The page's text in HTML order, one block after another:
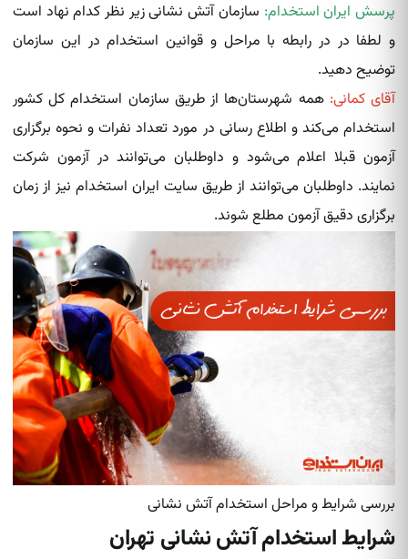
پرسش ایران استخدام: سازمان آتش نشانی زیر نظر کدام نهاد است
و لطفا در در رابطه با مراحل و قوانین استخدام در این سازمان
توضیح دهید.
آقای کمانی: همه شهرستان‌ها از طریق سازمان استخدام کل کشور
استخدام می‌کند و اطلاع رسانی در مورد تعداد نفرات و نحوه برگزاری
آزمون قبلا اعلام می‌شود و داوطلبان می‌توانند در آزمون شرکت
نمایند. داوطلبان می‌توانند از طریق سایت ایران استخدام نیز از زمان
برگزاری دقیق آزمون مطلع شوند.
بررسی شرایط و مراحل استخدام آتش نشانی
شرایط استخدام آتش نشانی تهران